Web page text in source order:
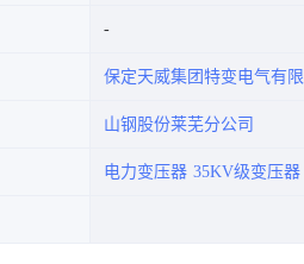
保定天威集团特变电气有
山钢股份莱芜分公司
电力变压器 35KV级变压器